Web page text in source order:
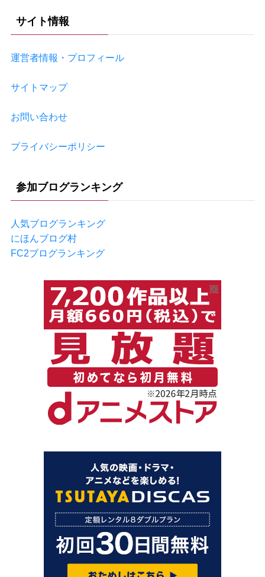
イ
サイト情報
運営者情報・プロフィール
サイトマップ
お問い合わせ
プライバシーポリシー
参加ブログランキング
人気ブログランキング
にほんブログ村
FC2ブログランキング